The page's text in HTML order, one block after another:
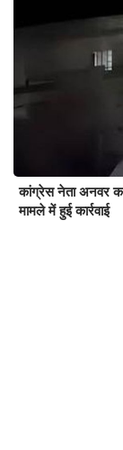
कांग्रेस नेता अनवर
मामले में हुई कार्रवाई